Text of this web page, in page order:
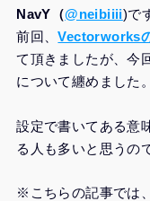
NavY（@neibiiii)で
前回、Vectorworks
て頂きましたが、今
について纏めました。
設定で書いてある意
る人も多いと思うの
※こちらの記事では